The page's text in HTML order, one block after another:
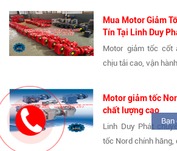
Mua Motor Giảm
Tín Tại Linh Duy
Motor giảm tốc cốt
chịu tải cao, vận
Motor giảm tốc
chất lượng cao
Linh Duy Phát
tốc Nord chính hãng,
Bạn